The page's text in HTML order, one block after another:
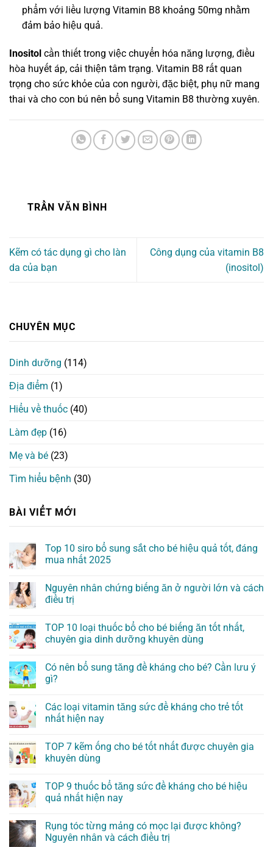
phẩm với liều lượng Vitamin B8 khoảng 50mg nhằm
đảm bảo hiệu quả.
Inositol cần thiết trong việc chuyển hóa năng lượng, điều
hòa huyết áp, cải thiện tâm trạng. Vitamin B8 rất quan
trọng cho sức khỏe của con người, đặc biệt, phụ nữ mang
thai và cho con bú nên bổ sung Vitamin B8 thường xuyên.
TRẦN VĂN BÌNH
Kẽm có tác dụng gì cho làn
da của bạn
Công dụng của vitamin B8
(inositol)
CHUYÊN MỤC
Dinh dưỡng (114)
Địa điểm (1)
Hiểu về thuốc (40)
Làm đẹp (16)
Mẹ và bé (23)
Tìm hiểu bệnh (30)
BÀI VIỂT MỚI
Top 10 siro bổ sung sắt cho bé hiệu quả tốt, đáng
mua nhất 2025
Nguyên nhân chứng biếng ăn ở người lớn và cách
điều trị
TOP 10 loại thuốc bổ cho bé biếng ăn tốt nhất,
chuyên gia dinh dưỡng khuyên dùng
Có nên bổ sung tăng đề kháng cho bé? Cần lưu ý
gì?
Các loại vitamin tăng sức đề kháng cho trẻ tốt
nhất hiện nay
TOP 7 kẽm ống cho bé tốt nhất được chuyên gia
khuyên dùng
TOP 9 thuốc bổ tăng sức đề kháng cho bé hiệu
quả nhất hiện nay
Rụng tóc từng mảng có mọc lại được không?
Nguyên nhân và cách điều trị